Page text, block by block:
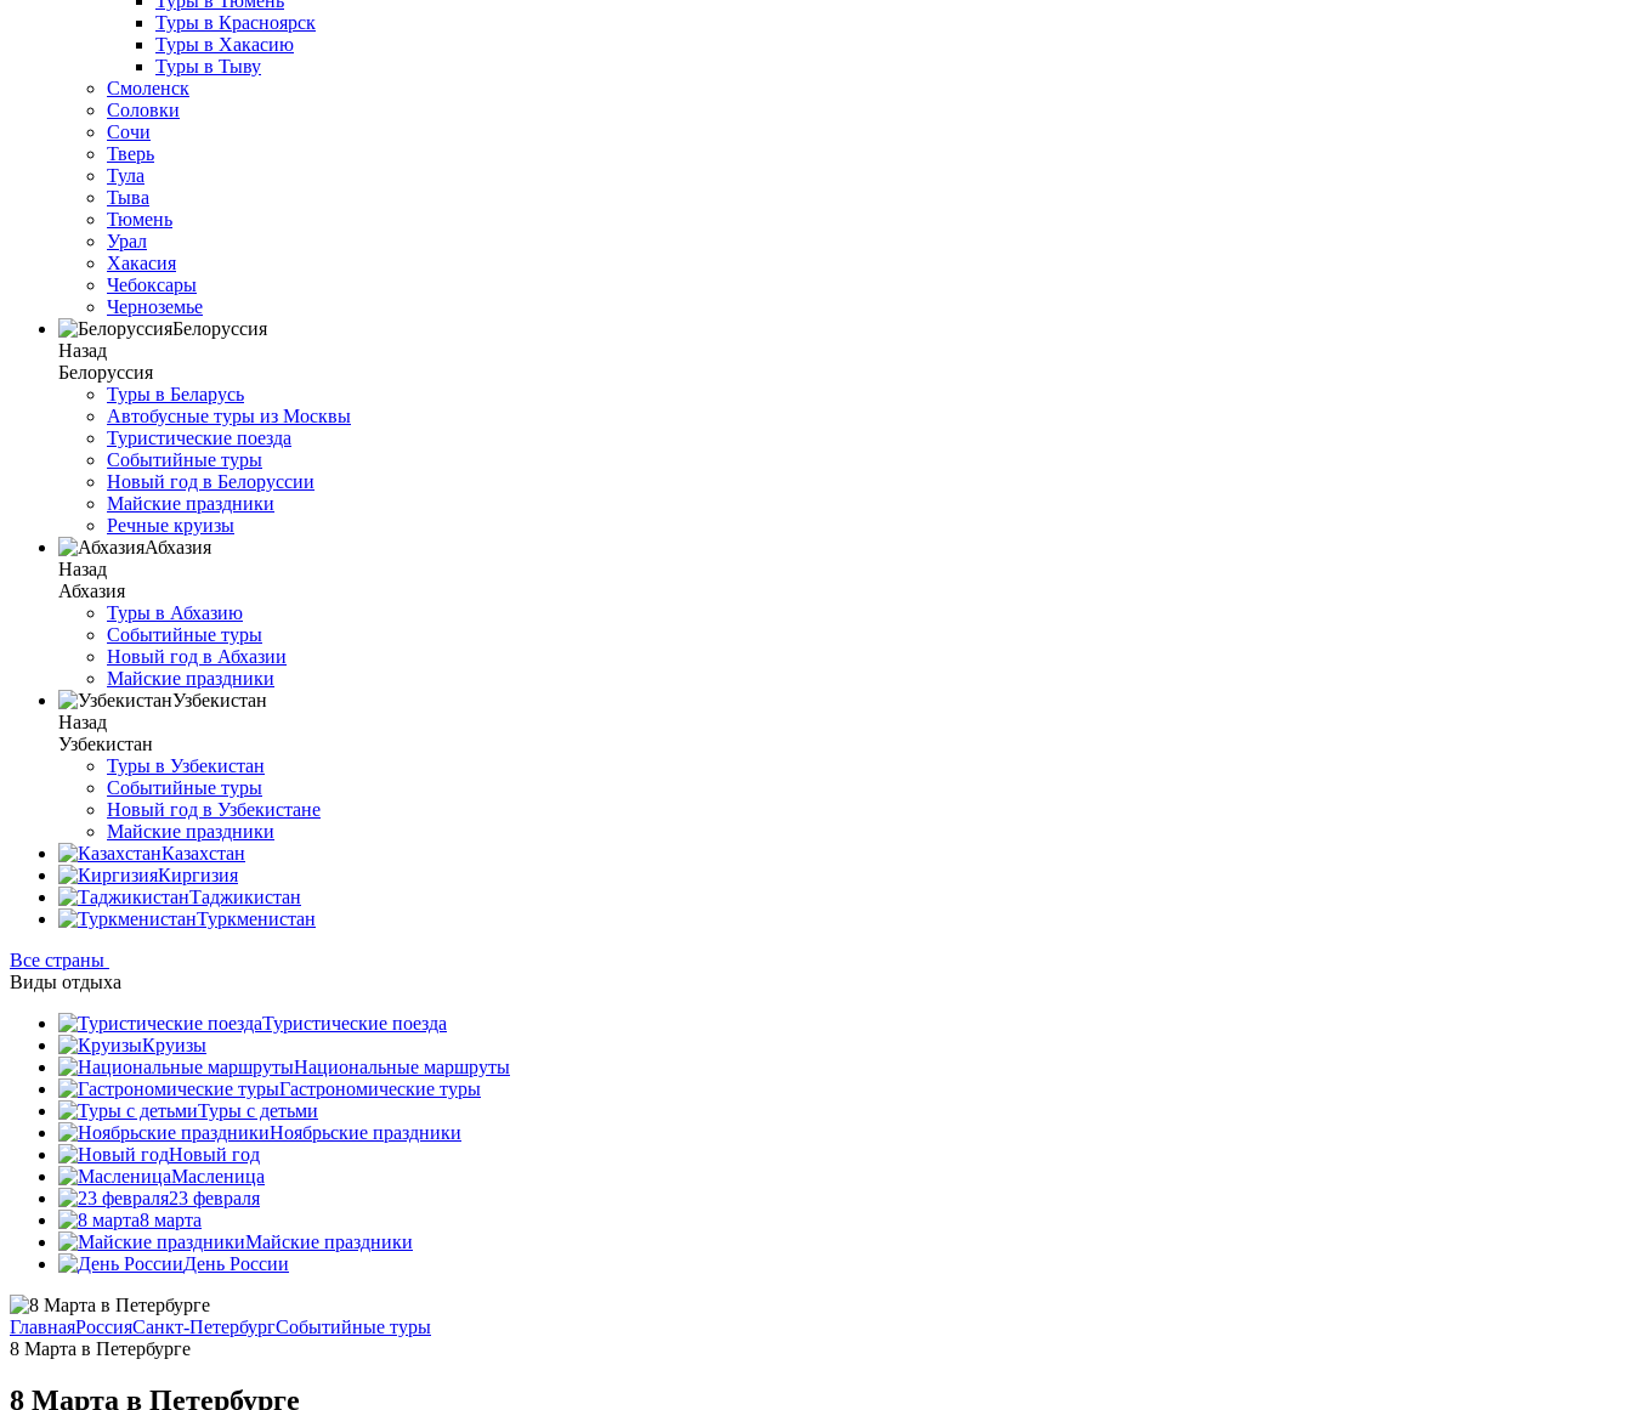
Туры в Красноярск
Туры в Хакасию
Туры в Тыву
Смоленск
Соловки
Сочи
Тверь
Тула
Тыва
Тюмень
Урал
Хакасия
Чебоксары
Черноземье
Белоруссия
Назад
Белоруссия
Туры в Беларусь
Автобусные туры из Москвы
Туристические поезда
Событийные туры
Новый год в Белоруссии
Майские праздники
Речные круизы
Абхазия
Назад
Абхазия
Туры в Абхазию
Событийные туры
Новый год в Абхазии
Майские праздники
Узбекистан
Назад
Узбекистан
Туры в Узбекистан
Событийные туры
Новый год в Узбекистане
Майские праздники
Казахстан
Киргизия
Таджикистан
Туркменистан
Все страны
Виды отдыха
Туристические поезда
Круизы
Национальные маршруты
Гастрономические туры
Туры с детьми
Ноябрьские праздники
Новый год
Масленица
23 февраля
8 марта
Майские праздники
День России
ГлавнаяРоссияСанкт-ПетербургСобытийные туры
8 Марта в Петербурге
8 Марта в Петербурге